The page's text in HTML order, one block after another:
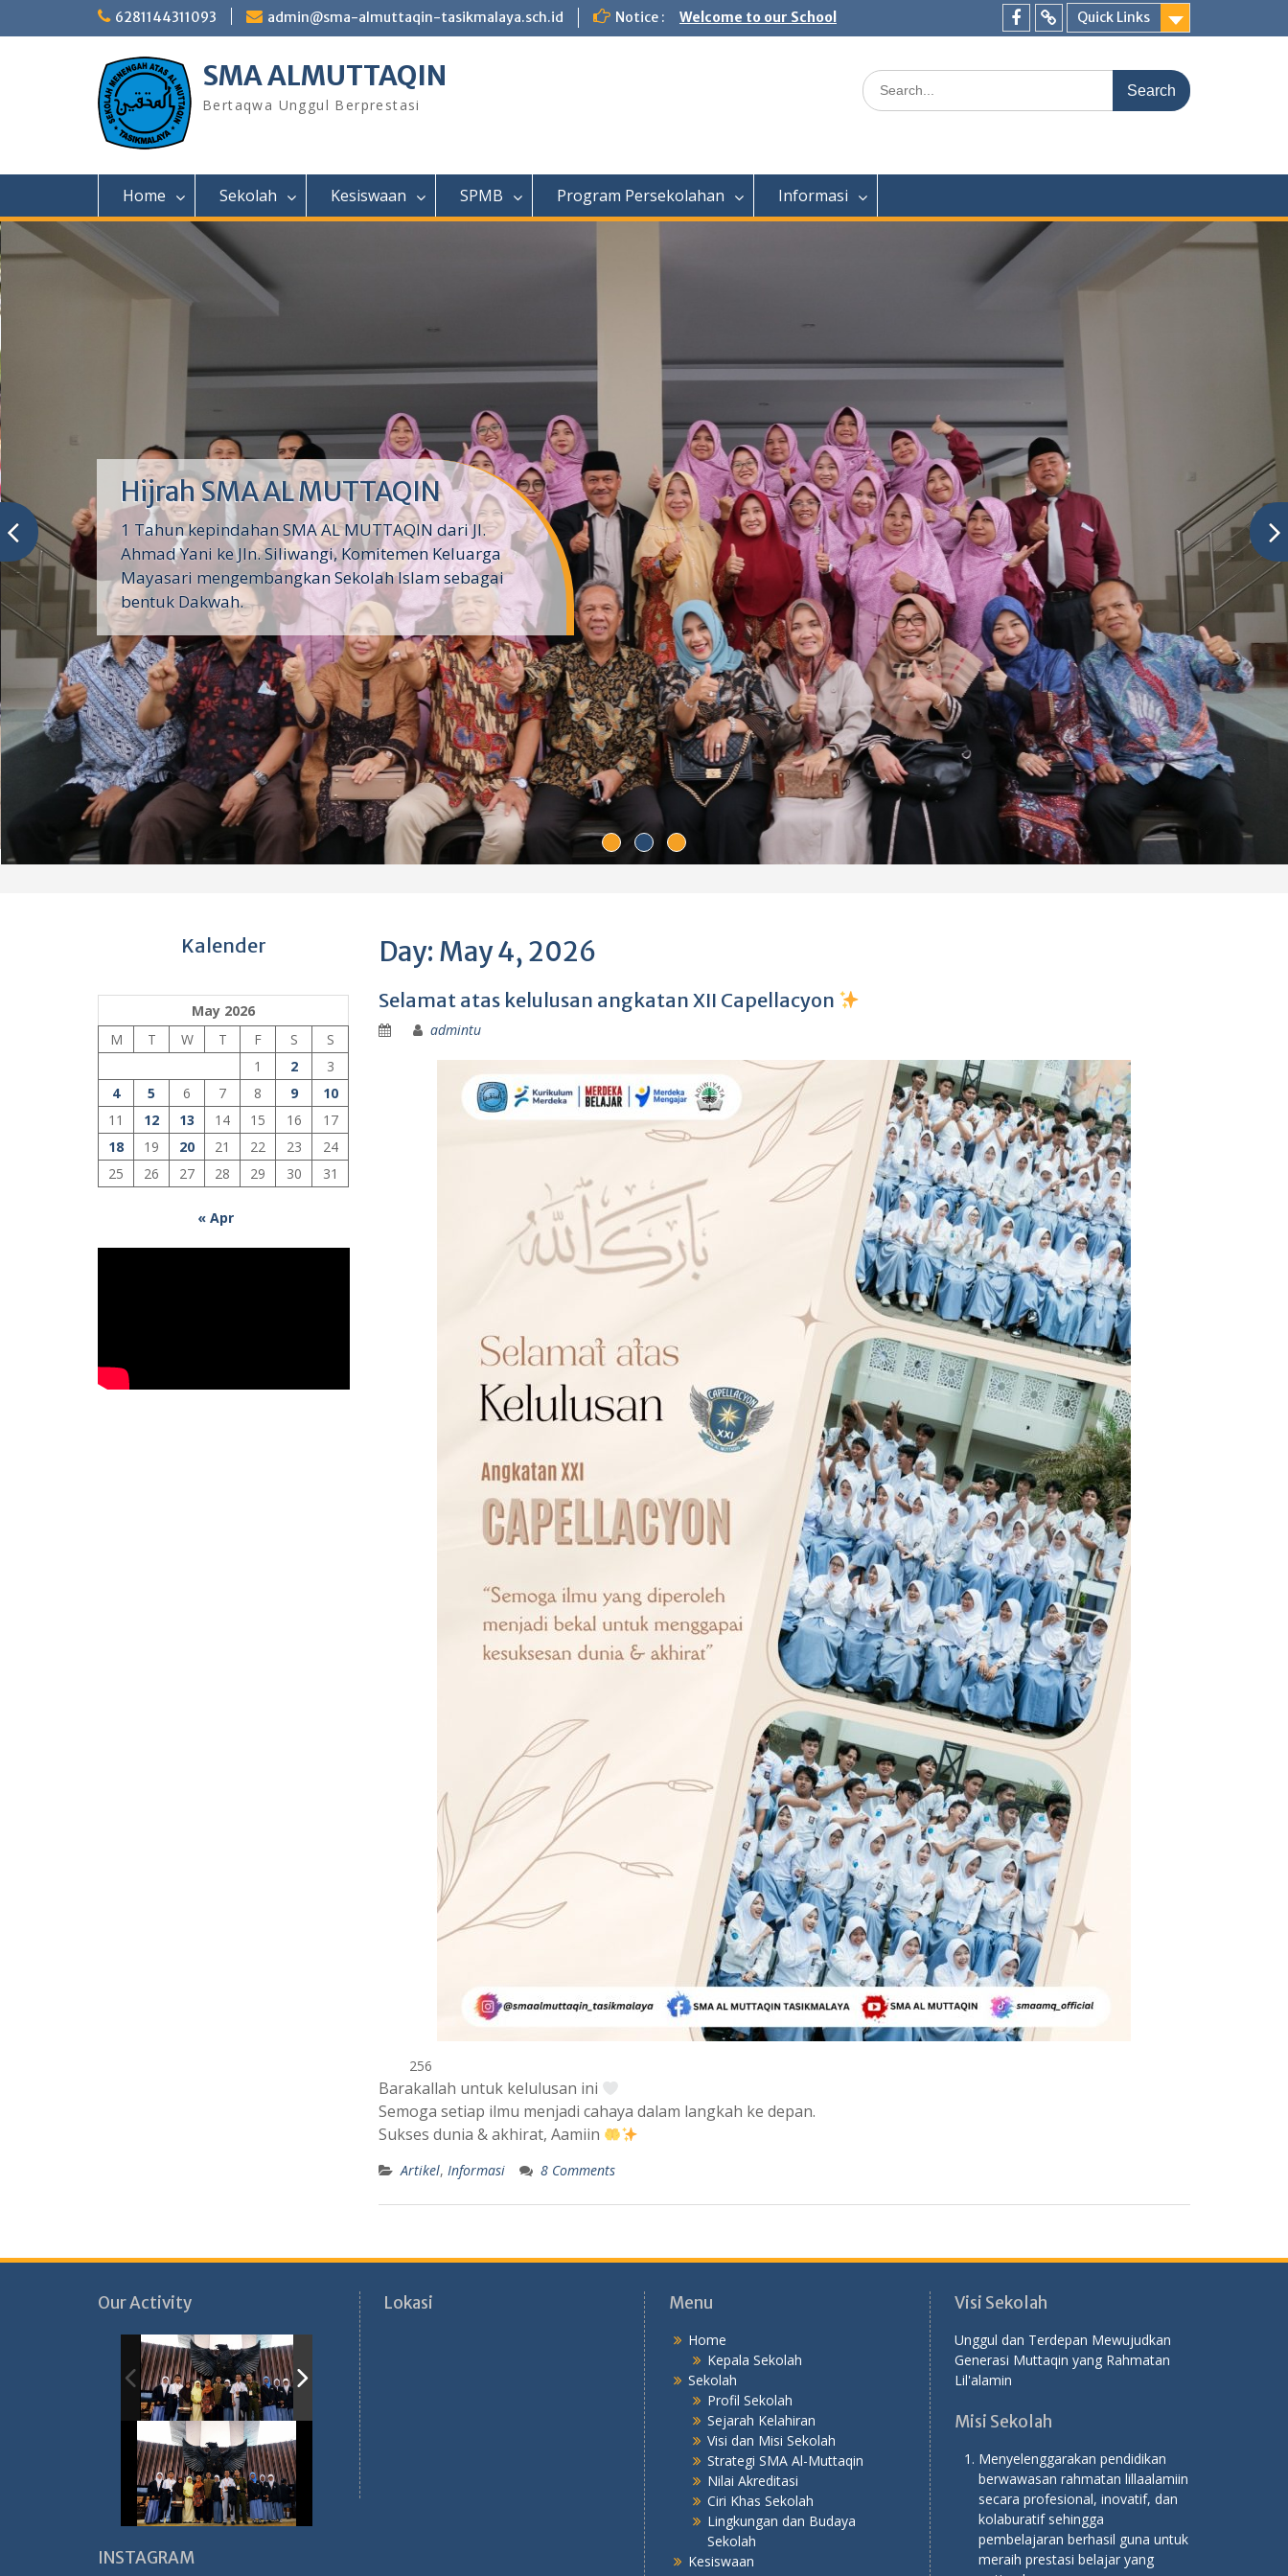
6281144311093 admin@sma-almuttaqin-tasikmalaya.sch.id Notice : Welcome to our School
Quick Links
Facebook
TikTok
SMA ALMUTTAQIN
Bertaqwa Unggul Berprestasi
Search
for:
Home Sekolah Kesiswaan SPMB Program Persekolahan Informasi
Hijrah SMA AL MUTTAQIN
1 Tahun kepindahan SMA AL MUTTAQIN dari Jl.
Ahmad Yani ke Jln. Siliwangi, Komitemen Keluarga
Mayasari mengembangkan Sekolah Islam sebagai
bentuk Dakwah.
Day: May 4, 2026
Selamat atas kelulusan angkatan XII Capellacyon
admintu
256
Barakallah untuk kelulusan ini
Semoga setiap ilmu menjadi cahaya dalam langkah ke depan.
Sukses dunia & akhirat, Aamiin
Artikel, Informasi 8 Comments
Kalender
May 2026
M
T W T F S
S
1
2
3
4
5 6 7 8 9
10
11
12 13 14 15 16
17
18
19 20 21 22 23
24
25
26 27 28 29 30 31
« Apr
Our Activity
INSTAGRAM
Lokasi Menu
Home
Kepala Sekolah
Sekolah
Profil Sekolah
Sejarah Kelahiran
Visi dan Misi Sekolah
Strategi SMA Al-Muttaqin
Nilai Akreditasi
Ciri Khas Sekolah
Lingkungan dan Budaya
Sekolah
Kesiswaan
Visi Sekolah
Unggul dan Terdepan Mewujudkan
Generasi Muttaqin yang Rahmatan
Lil'alamin
Misi Sekolah
Menyelenggarakan pendidikan
berwawasan rahmatan lillaalamiin
secara profesional, inovatif, dan
kolaburatif sehingga
pembelajaran berhasil guna untuk
meraih prestasi belajar yang